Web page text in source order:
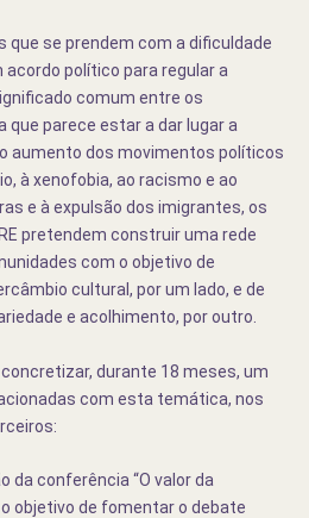
que se prendem com a dificuldade
acordo político para regular a
comum entre os
parece estar a dar lugar a
aumento dos movimentos políticos
à xenofobia, ao racismo e ao
e à expulsão dos imigrantes, os
pretendem construir uma rede
com o objetivo de
cultural, por um lado, e de
e acolhimento, por outro.
durante 18 meses, um
com esta temática, nos
da conferência “O valor da
objetivo de fomentar o debate